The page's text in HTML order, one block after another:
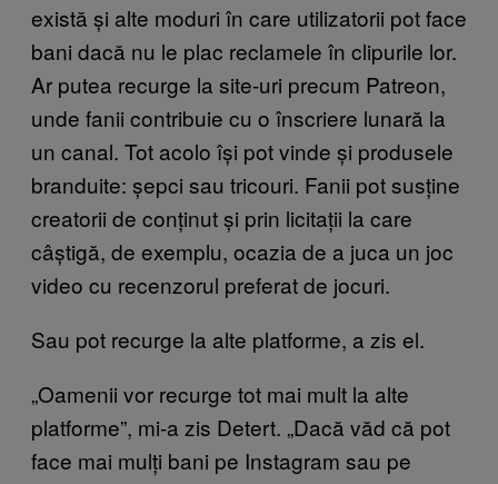
există și alte moduri în care utilizatorii pot face
bani dacă nu le plac reclamele în clipurile lor.
Ar putea recurge la site-uri precum Patreon,
unde fanii contribuie cu o înscriere lunară la
un canal. Tot acolo își pot vinde și produsele
branduite: șepci sau tricouri. Fanii pot susține
creatorii de conținut și prin licitații la care
câștigă, de exemplu, ocazia de a juca un joc
video cu recenzorul preferat de jocuri.
Sau pot recurge la alte platforme, a zis el.
„Oamenii vor recurge tot mai mult la alte
platforme”, mi-a zis Detert. „Dacă văd că pot
face mai mulți bani pe Instagram sau pe